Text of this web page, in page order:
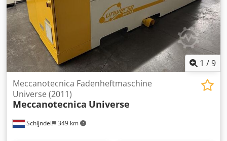
1 /9
Schijndel 349 km
Meccanotecnica Fadenheftmaschine
Universe (2011)
Meccanotecnica Universe